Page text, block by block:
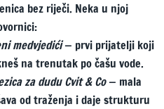
bez riječi. Neka u njoj
medvjedići— prvi prijatelji koji
na trenutak po čašu vode.
za dudu Cvit & Co— mala
od traženja i daje strukturu